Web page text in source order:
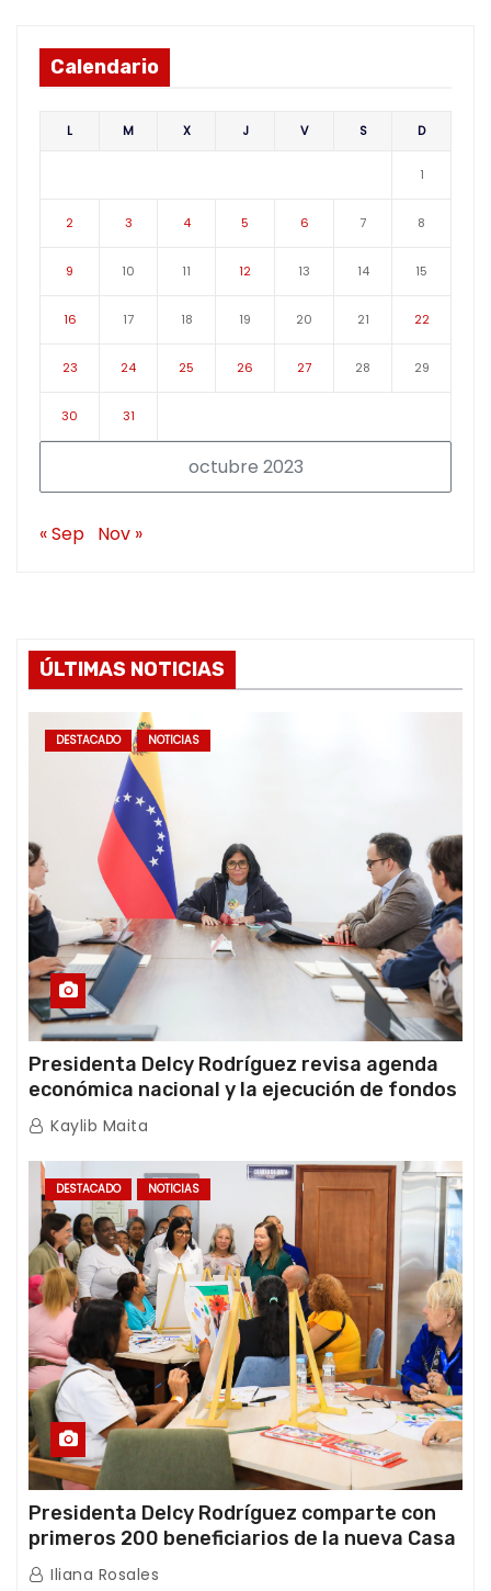
Calendario
octubre 2023
L M X J V S D
1
2 3 4 5 6 7 8
9 10 11 12 13 14 15
16 17 18 19 20 21 22
23 24 25 26 27 28 29
30 31
« Sep Nov »
ÚLTIMAS NOTICIAS
DESTACADO NOTICIAS
Presidenta Delcy Rodríguez revisa agenda
económica nacional y la ejecución de fondos
de emergencia post-sismos
Kaylib Maita
DESTACADO NOTICIAS
Presidenta Delcy Rodríguez comparte con
primeros 200 beneficiarios de la nueva Casa
de los Abuelos “La Primavera” en Caracas
Iliana Rosales